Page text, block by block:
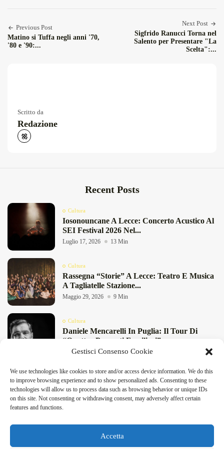
Gestisci Consenso Cookie
We use technologies like cookies to store and/or access device information. We do this
to improve browsing experience and to show personalized ads. Consenting to these
technologies will allow us to process data such as browsing behavior or unique IDs
on this site. Not consenting or withdrawing consent, may adversely affect certain
features and functions.
Accetta
DeFinibus 2026 © All rights reserved | Magazine Online
Previous Post
Matino si Tuffa negli anni '70,
'80 e '90:...
Next Post
Sigfrido Ranucci Torna nel
Salento per Presentare "La
Scelta":...
Scritto da
Redazione
Recent Posts
Cultura
Iosonouncane A Lecce: Concerto Acustico Al
SEI Festival 2026 Nel...
Luglio 17, 2026 13 Min
Cultura
Rassegna “Storie” A Lecce: Teatro E Musica
A Tagliatelle Stazione...
Maggio 29, 2026 9 Min
Cultura
Daniele Mencarelli In Puglia: Il Tour Di
“Quattro Presunti Familiari”...
Maggio 27, 2026 8 Min
“Pensieri Divergenti” A Lecce: Nabil Bey
Chiude La Stagione Di...